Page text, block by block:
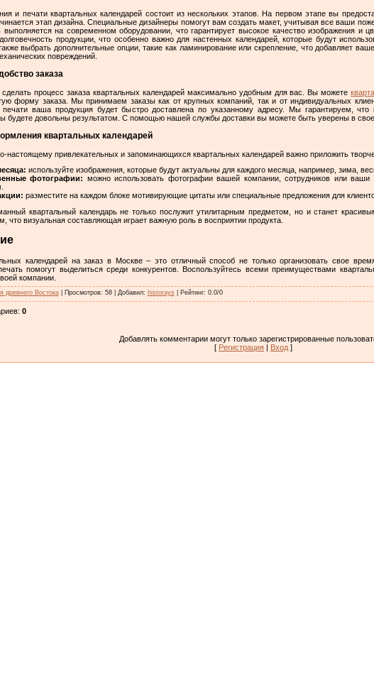
и печати квартальных календарей состоит из нескольких этапов. На первом этапе вы
этап дизайна. Специальные дизайнеры помогут вам создать макет, учитывая все ваши
выполняется на современном оборудовании, что гарантирует высокое качество изображения и
продукции, что особенно важно для настенных календарей, которые будут
выбрать дополнительные опции, такие как ламинирование или скрепление, что добавляет
повреждений.
заказа
процесс заказа квартальных календарей максимально удобным для вас. Вы можете
форму заказа. Мы принимаем заказы как от крупных компаний, так и от индивидуальных
ваша продукция будет быстро доставлена по указанному адресу. Мы гарантируем, что
будете довольны результатом. С помощью нашей службы доставки вы можете быть уверены в
квартальных календарей
настоящему привлекательных и запоминающихся квартальных календарей важно приложить
используйте изображения, которые будут актуальны для каждого месяца, например, зима,
фотографии: можно использовать фотографии вашей компании, сотрудников или
разместите на каждом блоке мотивирующие цитаты или специальные предложения для
квартальный календарь не только послужит утилитарным предметом, но и станет
что визуальная составляющая играет важную роль в восприятии продукта.
календарей на заказ в Москве – это отличный способ не только организовать свое
помогут выделиться среди конкурентов. Воспользуйтесь всеми преимуществами
компании.
древнего Востока| Просмотров: 58| Добавил: historays Рейтинг: 0.0/0
: 0
Добавлять комментарии могут только зарегистрированные
[ Регистрация | Вход ]